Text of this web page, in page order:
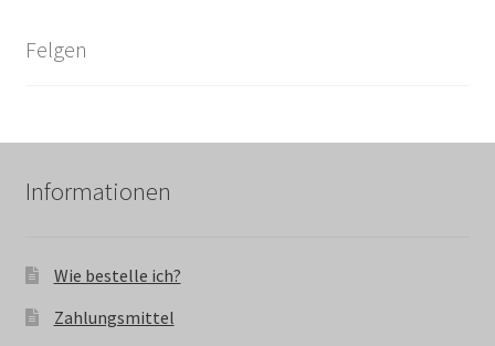
Felgen
Informationen
Wie bestelle ich?
Zahlungsmittel